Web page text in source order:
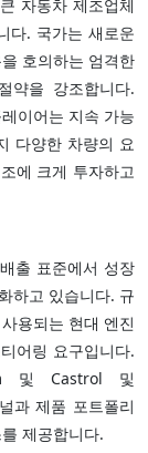
자동차 제조업체
다. 국가는 새로운
호의하는 엄격한
약을 강조합니다.
이어는 지속 가능
다양한 차량의 요
에 크게 투자하고
출 표준에서 성장
하고 있습니다. 규
용되는 현대 엔진
어링 요구입니다.
및 Castrol 및
과 제품 포트폴리
제공합니다.